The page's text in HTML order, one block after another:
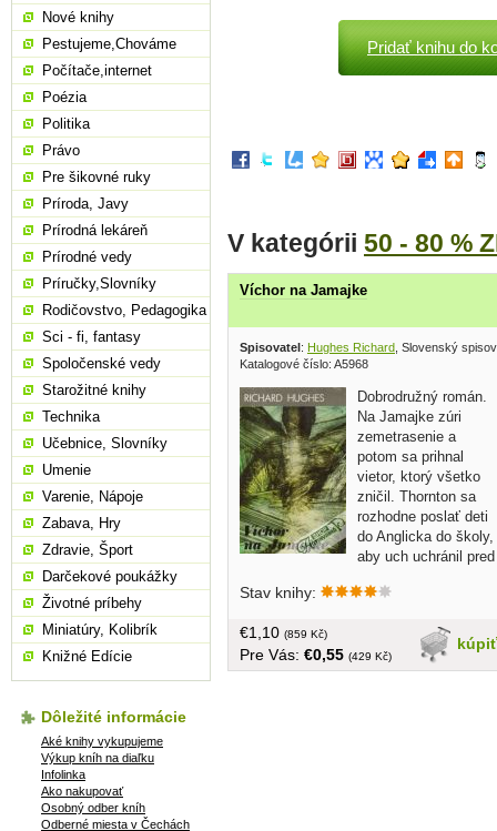
Pridať knihu do
V kategórii 50 - 80 %
Víchor na Jamajke
Spisovatel: Hughes Richard , Slovenský
Katalogové číslo: A5968
Dobrodružný román.
Na Jamajke zúri
zemetrasenie a
potom sa prihnal
vietor, ktorý všetko
zničil. Thornton sa
rozhodne poslať deti
do Anglicka do školy,
aby uch uchránil pred
nalodia na bárku a zveria do opatery
pokojnej plavby zažijú dramatické
udalosti... tvrdá väzba, obal, 184 strán
Stav knihy:
kúpiť
€1,10 (859 Kč)
Pre Vás: €0,55 (429 Kč)
Nové knihy
Pestujeme,Chováme
Počítače,internet
Poézia
Politika
Právo
Pre šikovné ruky
Príroda, Javy
Prírodná lekáreň
Prírodné vedy
Príručky,Slovníky
Rodičovstvo, Pedagogika
Sci - fi, fantasy
Spoločenské vedy
Starožitné knihy
Technika
Učebnice, Slovníky
Umenie
Varenie, Nápoje
Zabava, Hry
Zdravie, Šport
Darčekové poukážky
Životné príbehy
Miniatúry, Kolibrík
Knižné Edície
Dôležité informácie
Aké knihy vykupujeme
Výkup kníh na diaľku
Infolinka
Ako nakupovať
Osobný odber kníh
Odberné miesta v Čechách